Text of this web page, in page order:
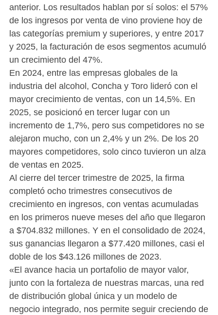
anterior. Los resultados hablan por sí solos: el 57%
de los ingresos por venta de vino proviene hoy de
las categorías premium y superiores, y entre 2017
y 2025, la facturación de esos segmentos acumuló
un crecimiento del 47%.
En 2024, entre las empresas globales de la
industria del alcohol, Concha y Toro lideró con el
mayor crecimiento de ventas, con un 14,5%. En
2025, se posicionó en tercer lugar con un
incremento de 1,7%, pero sus competidores no se
alejaron mucho, con un 2,4% y un 2%. De los 20
mayores competidores, solo cinco tuvieron un alza
de ventas en 2025.
Al cierre del tercer trimestre de 2025, la firma
completó ocho trimestres consecutivos de
crecimiento en ingresos, con ventas acumuladas
en los primeros nueve meses del año que llegaron
a $704.832 millones. Y en el consolidado de 2024,
sus ganancias llegaron a $77.420 millones, casi el
doble de los $43.126 millones de 2023.
«El avance hacia un portafolio de mayor valor,
junto con la fortaleza de nuestras marcas, una red
de distribución global única y un modelo de
negocio integrado, nos permite seguir creciendo de